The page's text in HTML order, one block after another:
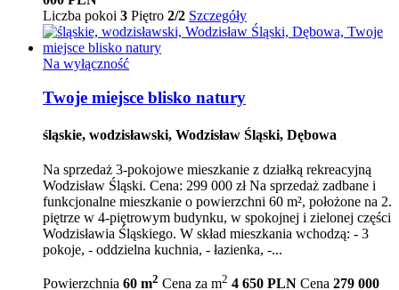
Liczba pokoi 3 Piętro 2/2 Szczegóły
Na wyłączność
Twoje miejsce blisko natury
śląskie, wodzisławski, Wodzisław Śląski, Dębowa
Na sprzedaż 3-pokojowe mieszkanie z działką rekreacyjną
Wodzisław Śląski. Cena: 299 000 zł Na sprzedaż zadbane i
funkcjonalne mieszkanie o powierzchni 60 m², położone na 2.
piętrze w 4-piętrowym budynku, w spokojnej i zielonej części
Wodzisławia Śląskiego. W skład mieszkania wchodzą: - 3
pokoje, - oddzielna kuchnia, - łazienka, -...
Powierzchnia 60 m2 Cena za m2 4 650 PLN Cena 279 000